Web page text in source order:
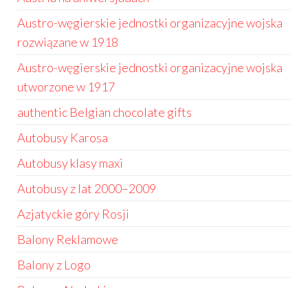
Austro-węgierskie jednostki organizacyjne wojska
rozwiązane w 1918
Austro-węgierskie jednostki organizacyjne wojska
utworzone w 1917
authentic Belgian chocolate gifts
Autobusy Karosa
Autobusy klasy maxi
Autobusy z lat 2000–2009
Azjatyckie góry Rosji
Balony Reklamowe
Balony z Logo